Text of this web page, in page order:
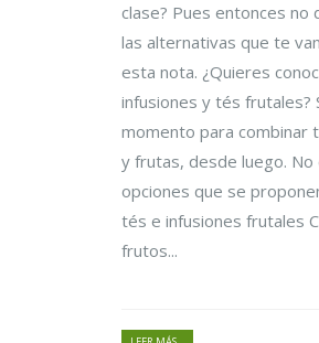
clase? Pues entonces no
las alternativas que te
esta nota. ¿Quieres
infusiones y tés frutales?
momento para combinar
y frutas, desde luego.
opciones que se
tés e infusiones frutales
frutos...